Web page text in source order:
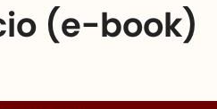
(e-book)